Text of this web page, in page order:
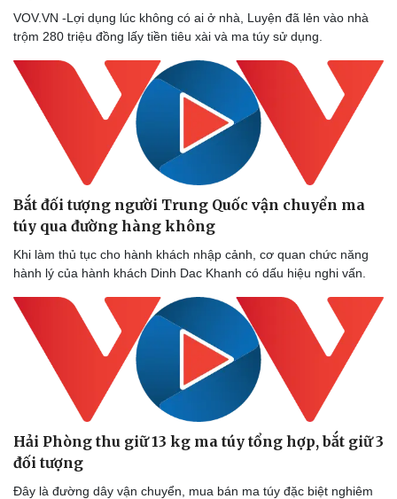
Bóng đá
Lịch thi đấu bóng đá
Thế giới thể thao
eSports
Hậu trường
Ô tô
Xe máy
Tư vấn
VOV.VN -Lợi dụng lúc không có ai ở nhà, Luyện đã lẻn vào nhà
trộm 280 triệu đồng lấy tiền tiêu xài và ma túy sử dụng.
Bắt đối tượng người Trung Quốc vận chuyển ma
túy qua đường hàng không
Khi làm thủ tục cho hành khách nhập cảnh, cơ quan chức năng
hành lý của hành khách Dinh Dac Khanh có dấu hiệu nghi vấn.
Hải Phòng thu giữ 13 kg ma túy tổng hợp, bắt giữ 3
đối tượng
Đây là đường dây vận chuyển, mua bán ma túy đặc biệt nghiêm